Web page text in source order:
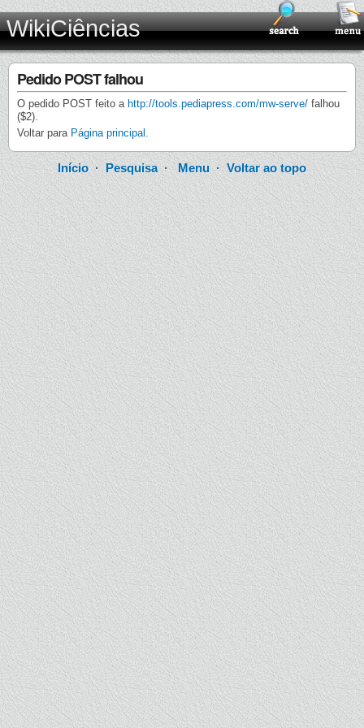
WikiCiências
Pedido POST falhou
O pedido POST feito a http://tools.pediapress.com/mw-serve/ falhou
($2).
Voltar para Página principal .
Início·Pesquisa· Menu· Voltar ao topo